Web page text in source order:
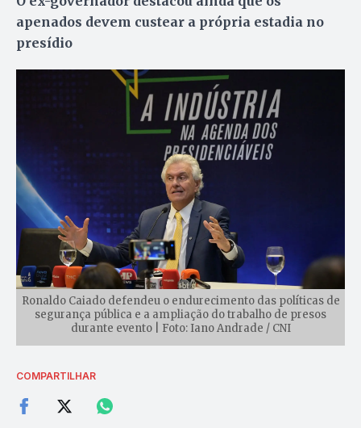
apenados devem custear a própria estadia no
presídio
Ronaldo Caiado defendeu o endurecimento das políticas de
segurança pública e a ampliação do trabalho de presos
durante evento | Foto: Iano Andrade / CNI
COMPARTILHAR